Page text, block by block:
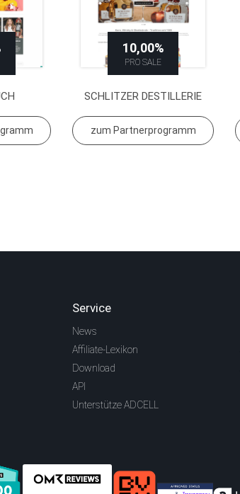
10,00%
PRO SALE
SCHLITZER DESTILLERIE
zum Partnerprogramm
Service
News
Affiliate-Lexikon
Download
API
Unterstütze ADCELL